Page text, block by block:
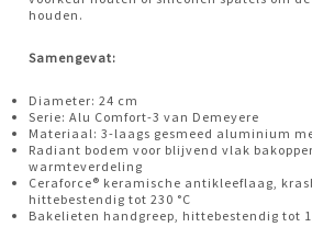
houden.
Samengevat:
Diameter: 24 cm
Serie: Alu Comfort-3 van Demeyere
Materiaal: 3-laags gesmeed aluminium
Radiant bodem voor blijvend vlak
warmteverdeling
Ceraforce® keramische antikleeflaag,
hittebestendig tot 230 °C
Bakelieten handgreep, hittebestendig tot